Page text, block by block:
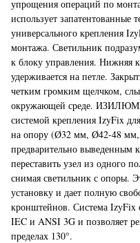
упрощения операций по
использует запатентованные
универсального крепления
монтажа. Светильник
к блоку управления. Нижняя
удерживается на петле.
четким громким щелчком,
окружающей среде. ИЗИЛЮМ
системой крепления IzyFix
на опору (Ø32 мм, Ø42-48
предварительно выведенным
переставить узел из одного
снимая светильник с опоры.
установку и дает полную
кронштейнов. Система IzyFix
IEC и ANSI 3G и позволяет
пределах 130°.